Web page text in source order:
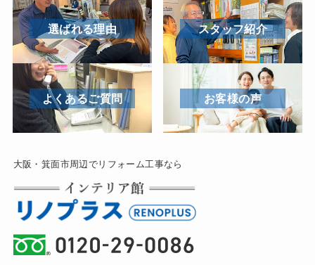
選ばれる理由 スタッフ紹介
よくあるご質問 お客様の声
大阪・箕面市周辺でリフォーム工事なら